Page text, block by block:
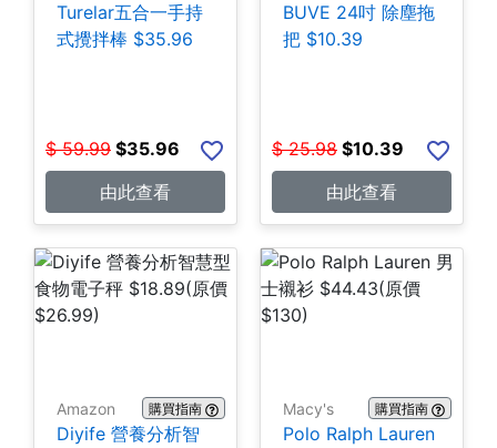
Turelar五合一手持
式攪拌棒 $35.96
$ 59.99 $35.96
由此查看
BUVE 24吋 除塵拖
把 $10.39
$ 25.98 $10.39
由此查看
Amazon 購買指南
Diyife 營養分析智
Macy's 購買指南
Polo Ralph Lauren